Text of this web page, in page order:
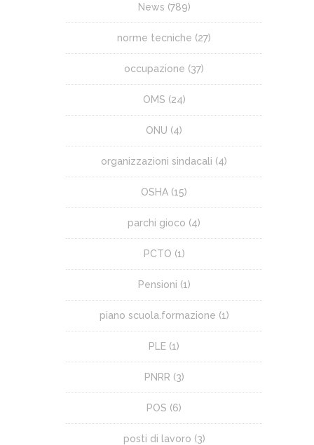
News (789)
norme tecniche (27)
occupazione (37)
OMS (24)
ONU (4)
organizzazioni sindacali (4)
OSHA (15)
parchi gioco (4)
PCTO (1)
Pensioni (1)
piano scuola.formazione (1)
PLE (1)
PNRR (3)
POS (6)
posti di lavoro (3)